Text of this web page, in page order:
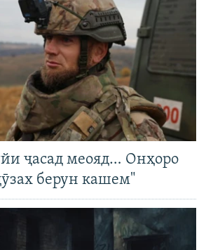
ҷасад меояд… Онҳоро
берун кашем"